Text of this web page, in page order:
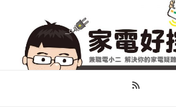
幫你做好功課，看了就知怎麼找出適合自己